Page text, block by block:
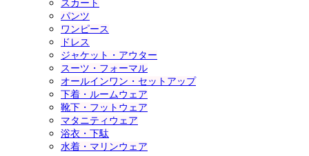
スカート
パンツ
ワンピース
ドレス
ジャケット・アウター
スーツ・フォーマル
オールインワン・セットアップ
下着・ルームウェア
靴下・フットウェア
マタニティウェア
浴衣・下駄
水着・マリンウェア